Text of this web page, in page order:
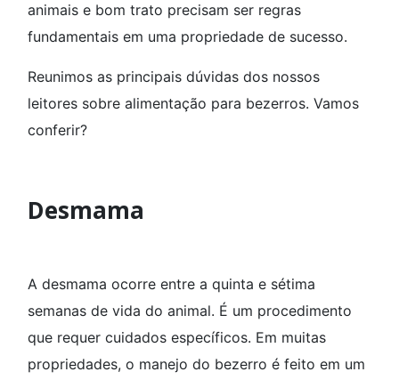
animais e bom trato precisam ser regras
fundamentais em uma propriedade de sucesso.
Reunimos as principais dúvidas dos nossos
leitores sobre alimentação para bezerros. Vamos
conferir?
Desmama
A desmama ocorre entre a quinta e sétima
semanas de vida do animal. É um procedimento
que requer cuidados específicos. Em muitas
propriedades, o manejo do bezerro é feito em um